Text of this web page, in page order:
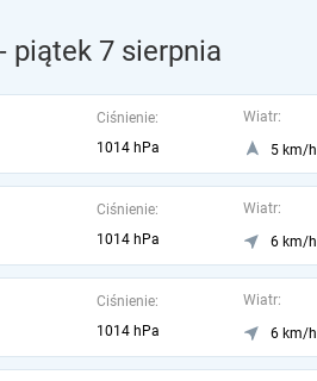
- piątek 7 sierpnia
Ciśnienie:
1014 hPa
Wiatr:
5 km/h
Ciśnienie:
1014 hPa
Wiatr:
6 km/h
Ciśnienie:
1014 hPa
Wiatr:
6 km/h